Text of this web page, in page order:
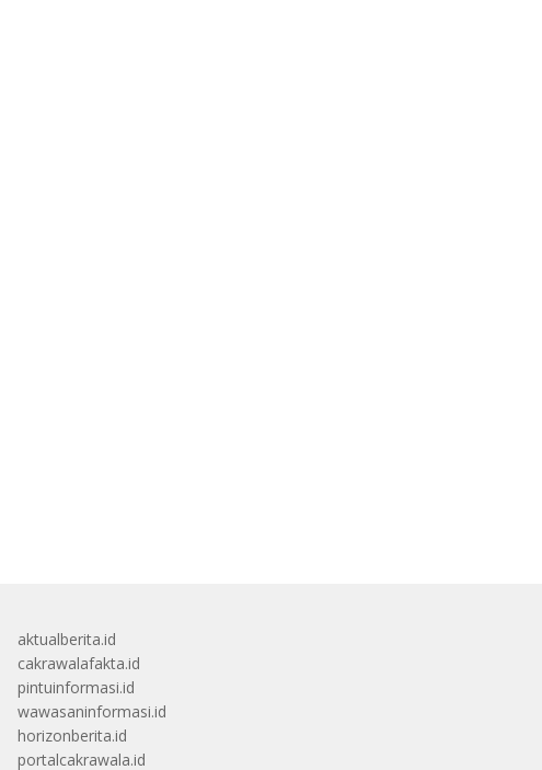
aktualberita.id
cakrawalafakta.id
pintuinformasi.id
wawasaninformasi.id
horizonberita.id
portalcakrawala.id